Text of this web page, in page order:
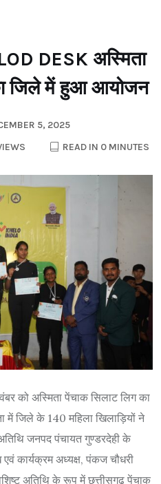
DESK अस्मिता
जिले में हुआ आयोजन
5, 2025
READ IN 0 MINUTES
को अस्मिता पेंचाक सिलाट लिग का
में जिले के 140 महिला खिलाड़ियों ने
जनपद पंचायत गुण्डरदेही के
कार्यक्रम अध्यक्ष, पंकज चौधरी
अतिथि के रूप में छत्तीसगढ़ पेंचाक